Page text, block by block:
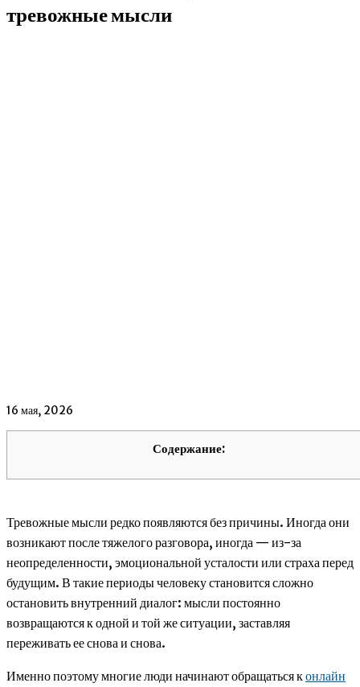
тревожные мысли
16 мая, 2026
Содержание:
Тревожные мысли редко появляются без причины. Иногда они
возникают после тяжелого разговора, иногда — из-за
неопределенности, эмоциональной усталости или страха перед
будущим. В такие периоды человеку становится сложно
остановить внутренний диалог: мысли постоянно
возвращаются к одной и той же ситуации, заставляя
переживать ее снова и снова.
Именно поэтому многие люди начинают обращаться конлайн